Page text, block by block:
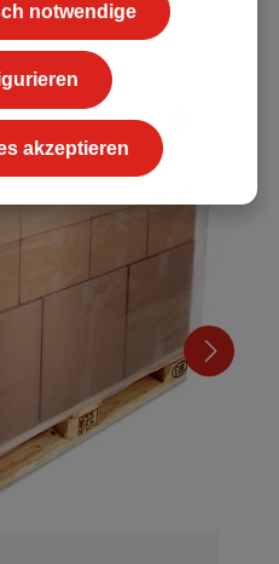
Durchschnittliche
notwendige
akzeptieren